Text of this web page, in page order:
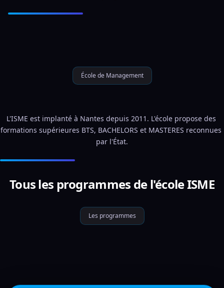
École de Management
L'ISME est implanté à Nantes depuis 2011. L'école propose des
formations supérieures BTS, BACHELORS et MASTERES reconnues
par l'État.
Tous les programmes de l'école ISME
Les programmes